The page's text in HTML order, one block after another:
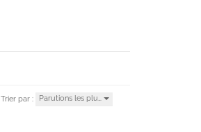
Trier par : Parutions les plu…